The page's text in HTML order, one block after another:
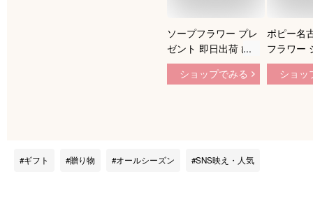
ソープフラワー プレ
ゼント 即日出荷 ひ
まわりの花かごアレ
ンジ バスケット か
花 向日葵 籠 お供え
ショップでみる
ポピー名
フラワー
ラワー 造
プレゼ
ショッ
ギフト 贈り物 オールシーズン SNS映え・人気